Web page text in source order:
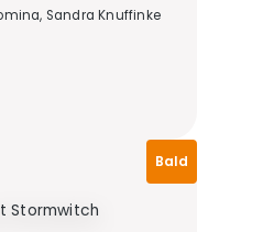
Sandra Knuffinke
Bald